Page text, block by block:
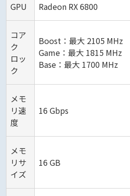
GPU Radeon RX 6800
コア
ク
ロッ
ク
Boost：最大 2105 MHz
Game：最大 1815 MHz
Base：最大 1700 MHz
メモ
リ速
度
16 Gbps
メモ
リサ
イズ
16 GB